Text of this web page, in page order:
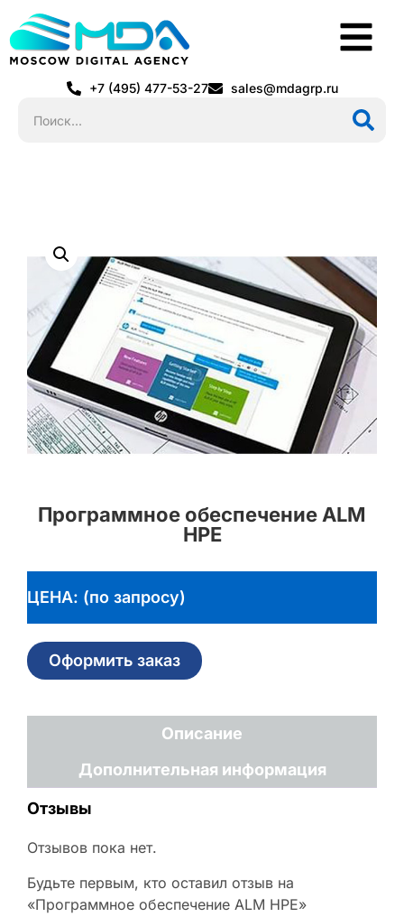
+7 (495) 477-53-27 sales@mdagrp.ru
Программное обеспечение ALM
HPE
ЦЕНА: (по запросу)
Оформить заказ
Описание
Дополнительная информация
Отзывы
Отзывов пока нет.
Будьте первым, кто оставил отзыв на
«Программное обеспечение ALM HPE»